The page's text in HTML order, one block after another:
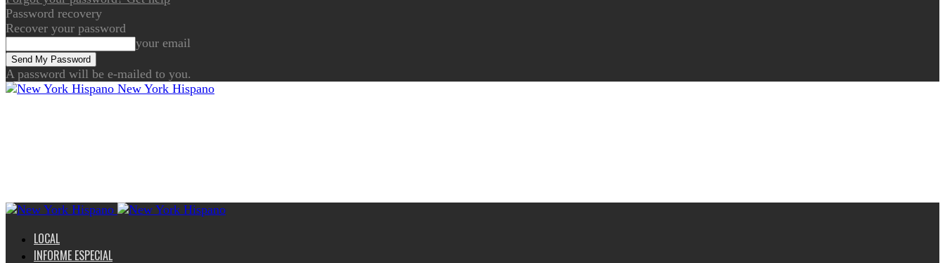
Password recovery
Recover your password
your email
A password will be e-mailed to you.
New York Hispano
LOCAL
INFORME ESPECIAL